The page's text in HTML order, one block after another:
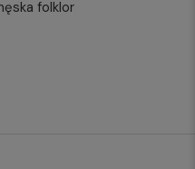
DO KOSZYKA
folklor